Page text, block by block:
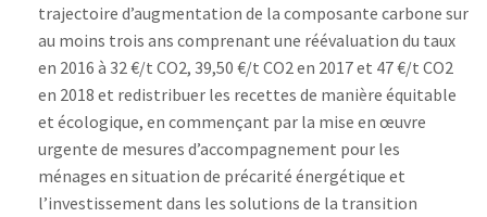
trajectoire d’augmentation de la composante carbone sur
au moins trois ans comprenant une réévaluation du taux
en 2016 à 32 €/t CO2, 39,50 €/t CO2 en 2017 et 47 €/t CO2
en 2018 et redistribuer les recettes de manière équitable
et écologique, en commençant par la mise en œuvre
urgente de mesures d’accompagnement pour les
ménages en situation de précarité énergétique et
l’investissement dans les solutions de la transition